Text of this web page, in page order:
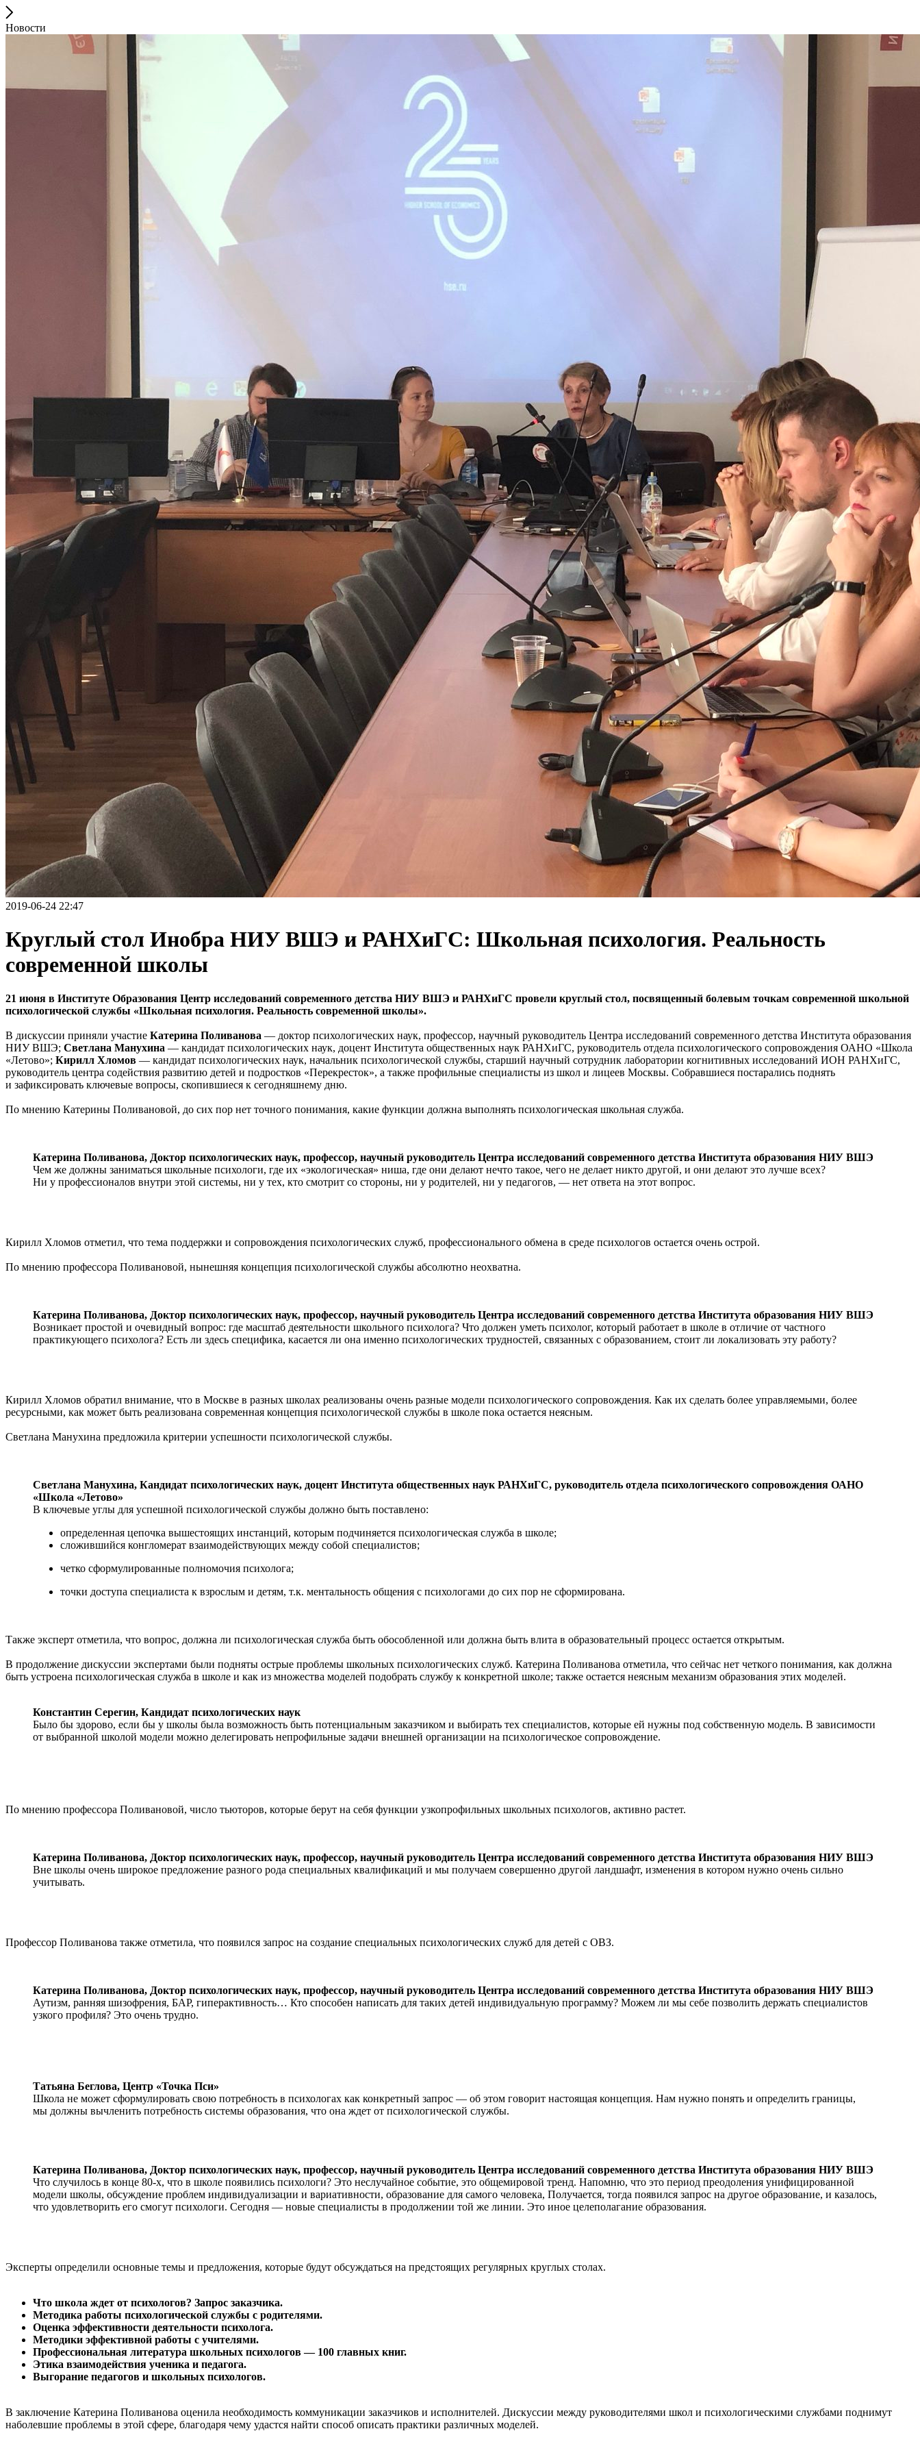
Новости
2019-06-24 22:47
Круглый стол Инобра НИУ ВШЭ и РАНХиГС: Школьная психология. Реальность
современной школы
21 июня в Институте Образования Центр исследований современного детства НИУ ВШЭ и РАНХиГС провели круглый стол, посвященный болевым точкам современной школьной
психологической службы «Школьная психология. Реальность современной школы».
В дискуссии приняли участие Катерина Поливанова — доктор психологических наук, профессор, научный руководитель Центра исследований современного детства Института образования
НИУ ВШЭ; Светлана Манухина — кандидат психологических наук, доцент Института общественных наук РАНХиГС, руководитель отдела психологического сопровождения ОАНО «Школа
«Летово»; Кирилл Хломов — кандидат психологических наук, начальник психологической службы, старший научный сотрудник лаборатории когнитивных исследований ИОН РАНХиГС,
руководитель центра содействия развитию детей и подростков «Перекресток», а также профильные специалисты из школ и лицеев Москвы. Собравшиеся постарались поднять
и зафиксировать ключевые вопросы, скопившиеся к сегодняшнему дню.
По мнению Катерины Поливановой, до сих пор нет точного понимания, какие функции должна выполнять психологическая школьная служба.
Катерина Поливанова, Доктор психологических наук, профессор, научный руководитель Центра исследований современного детства Института образования НИУ ВШЭ
Чем же должны заниматься школьные психологи, где их «экологическая» ниша, где они делают нечто такое, чего не делает никто другой, и они делают это лучше всех?
Ни у профессионалов внутри этой системы, ни у тех, кто смотрит со стороны, ни у родителей, ни у педагогов, — нет ответа на этот вопрос.
Кирилл Хломов отметил, что тема поддержки и сопровождения психологических служб, профессионального обмена в среде психологов остается очень острой.
По мнению профессора Поливановой, нынешняя концепция психологической службы абсолютно неохватна.
Катерина Поливанова, Доктор психологических наук, профессор, научный руководитель Центра исследований современного детства Института образования НИУ ВШЭ
Возникает простой и очевидный вопрос: где масштаб деятельности школьного психолога? Что должен уметь психолог, который работает в школе в отличие от частного
практикующего психолога? Есть ли здесь специфика, касается ли она именно психологических трудностей, связанных с образованием, стоит ли локализовать эту работу?
Кирилл Хломов обратил внимание, что в Москве в разных школах реализованы очень разные модели психологического сопровождения. Как их сделать более управляемыми, более
ресурсными, как может быть реализована современная концепция психологической службы в школе пока остается неясным.
Светлана Манухина предложила критерии успешности психологической службы.
Светлана Манухина, Кандидат психологических наук, доцент Института общественных наук РАНХиГС, руководитель отдела психологического сопровождения ОАНО
«Школа «Летово»
В ключевые углы для успешной психологической службы должно быть поставлено:
определенная цепочка вышестоящих инстанций, которым подчиняется психологическая служба в школе;
сложившийся конгломерат взаимодействующих между собой специалистов;
четко сформулированные полномочия психолога;
точки доступа специалиста к взрослым и детям, т.к. ментальность общения с психологами до сих пор не сформирована.
Также эксперт отметила, что вопрос, должна ли психологическая служба быть обособленной или должна быть влита в образовательный процесс остается открытым.
В продолжение дискуссии экспертами были подняты острые проблемы школьных психологических служб. Катерина Поливанова отметила, что сейчас нет четкого понимания, как должна
быть устроена психологическая служба в школе и как из множества моделей подобрать службу к конкретной школе; также остается неясным механизм образования этих моделей.
Константин Серегин, Кандидат психологических наук
Было бы здорово, если бы у школы была возможность быть потенциальным заказчиком и выбирать тех специалистов, которые ей нужны под собственную модель. В зависимости
от выбранной школой модели можно делегировать непрофильные задачи внешней организации на психологическое сопровождение.
По мнению профессора Поливановой, число тьюторов, которые берут на себя функции узкопрофильных школьных психологов, активно растет.
Катерина Поливанова, Доктор психологических наук, профессор, научный руководитель Центра исследований современного детства Института образования НИУ ВШЭ
Вне школы очень широкое предложение разного рода специальных квалификаций и мы получаем совершенно другой ландшафт, изменения в котором нужно очень сильно
учитывать.
Профессор Поливанова также отметила, что появился запрос на создание специальных психологических служб для детей с ОВЗ.
Катерина Поливанова, Доктор психологических наук, профессор, научный руководитель Центра исследований современного детства Института образования НИУ ВШЭ
Аутизм, ранняя шизофрения, БАР, гиперактивность… Кто способен написать для таких детей индивидуальную программу? Можем ли мы себе позволить держать специалистов
узкого профиля? Это очень трудно.
Татьяна Беглова, Центр «Точка Пси»
Школа не может сформулировать свою потребность в психологах как конкретный запрос — об этом говорит настоящая концепция. Нам нужно понять и определить границы,
мы должны вычленить потребность системы образования, что она ждет от психологической службы.
Катерина Поливанова, Доктор психологических наук, профессор, научный руководитель Центра исследований современного детства Института образования НИУ ВШЭ
Что случилось в конце 80-х, что в школе появились психологи? Это неслучайное событие, это общемировой тренд. Напомню, что это период преодоления унифицированной
модели школы, обсуждение проблем индивидуализации и вариативности, образование для самого человека, Получается, тогда появился запрос на другое образование, и казалось,
что удовлетворить его смогут психологи. Сегодня — новые специалисты в продолжении той же линии. Это иное целеполагание образования.
Эксперты определили основные темы и предложения, которые будут обсуждаться на предстоящих регулярных круглых столах.
Что школа ждет от психологов? Запрос заказчика.
Методика работы психологической службы с родителями.
Оценка эффективности деятельности психолога.
Методики эффективной работы с учителями.
Профессиональная литература школьных психологов — 100 главных книг.
Этика взаимодействия ученика и педагога.
Выгорание педагогов и школьных психологов.
В заключение Катерина Поливанова оценила необходимость коммуникации заказчиков и исполнителей. Дискуссии между руководителями школ и психологическими службами поднимут
наболевшие проблемы в этой сфере, благодаря чему удастся найти способ описать практики различных моделей.